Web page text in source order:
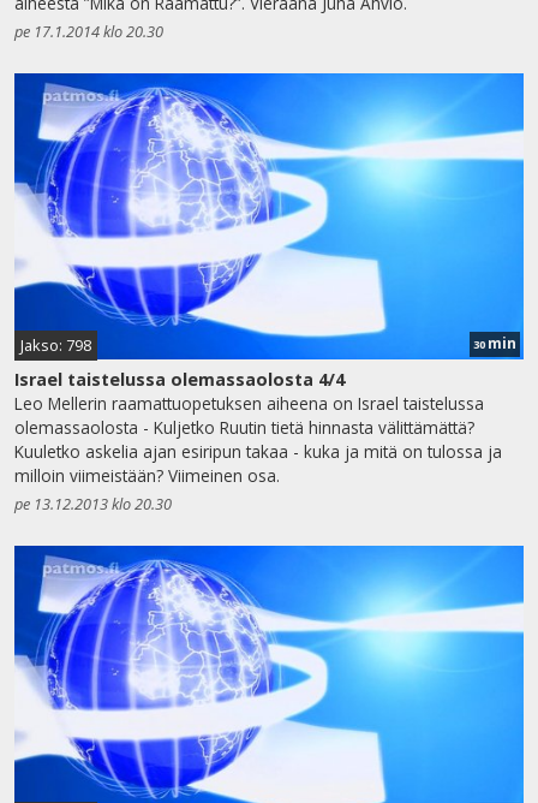
pe 17.1.2014 klo 20.30
Jakso: 798 30 min
Israel taistelussa olemassaolosta 4/4
Leo Mellerin raamattuopetuksen aiheena on Israel taistelussa
olemassaolosta - Kuljetko Ruutin tietä hinnasta välittämättä?
Kuuletko askelia ajan esiripun takaa - kuka ja mitä on tulossa ja
milloin viimeistään? Viimeinen osa.
pe 13.12.2013 klo 20.30